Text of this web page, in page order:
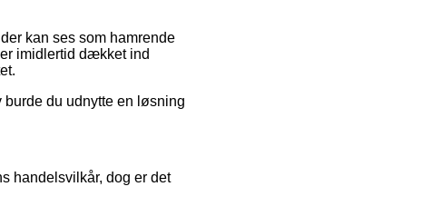
kan ses som hamrende
imidlertid dækket ind
du udnytte en løsning
handelsvilkår, dog er det